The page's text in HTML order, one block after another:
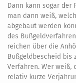
Dann kann sogar der
man dann weiß,
abgebaut werden
des
reichen über die
Bußgeldbescheid bis
Verfahren. Wer weiß,
relativ kurze